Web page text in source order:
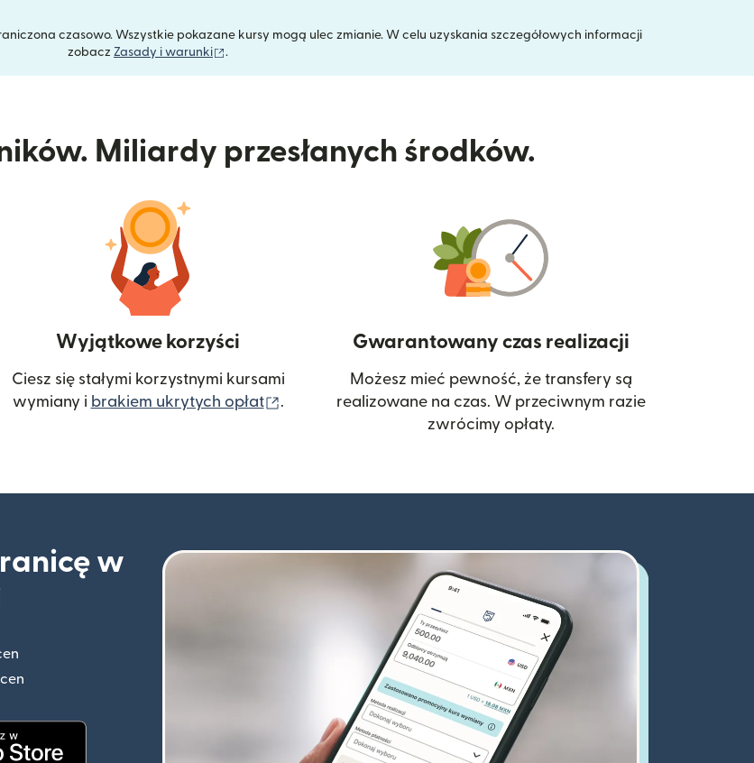
czasowo. Wszystkie pokazane kursy mogą ulec zmianie. W celu uzyskania szczegółowych informacji
zobacz Zasady i warunki (otwiera się w nowym oknie)
.
Miliardy przesłanych środków.
Wyjątkowe korzyści
Ciesz się stałymi korzystnymi kursami
wymiany i brakiem ukrytych opłat (otwiera się w nowym oknie)
.
Gwarantowany czas realizacji
Możesz mieć pewność, że transfery są
realizowane na czas. W przeciwnym razie
zwrócimy opłaty.
w
(otwiera się w nowym oknie)
(otwiera się w nowym oknie)